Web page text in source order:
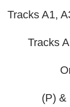
Tracks A1,
Tracks
(P) &